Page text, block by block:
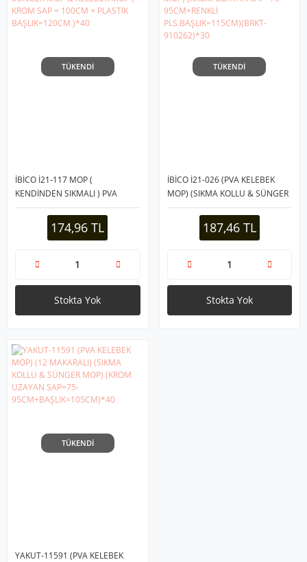
TÜKENDİ
İBİCO İ21-117 MOP (
KENDİNDEN SIKMALI ) PVA
SÜNGER MOP & KELEBEK MOP (
KROM SAP = 100CM + PLASTİK
BAŞLIK=120CM )*40
174,96 TL
Stokta Yok
TÜKENDİ
İBİCO İ21-026 (PVA KELEBEK
MOP) (SIKMA KOLLU & SÜNGER
MOP) (KROM UZAYAN SAP=75-
95CM+RENKLİ
PLS.BAŞLIK=115CM)(BRKT-
187,46 TL
Stokta Yok
TÜKENDİ
YAKUT-11591 (PVA KELEBEK